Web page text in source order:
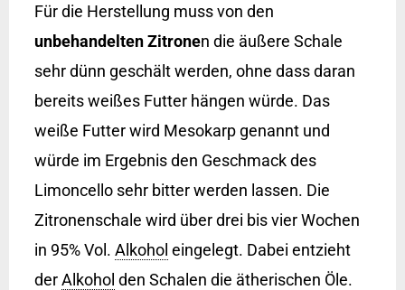
Für die Herstellung muss von den
unbehandelten Zitronen die äußere Schale
sehr dünn geschält werden, ohne dass daran
bereits weißes Futter hängen würde. Das
weiße Futter wird Mesokarp genannt und
würde im Ergebnis den Geschmack des
Limoncello sehr bitter werden lassen. Die
Zitronenschale wird über drei bis vier Wochen
in 95% Vol. Alkohol eingelegt. Dabei entzieht
derAlkohol den Schalen die ätherischen Öle.